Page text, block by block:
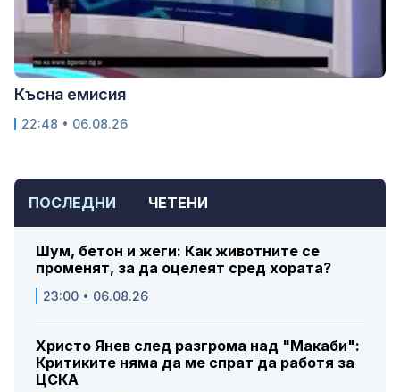
ПОСЛЕДНИ ЧЕТЕНИ
Шум, бетон и жеги: Как животните се
променят, за да оцелеят сред хората?
23:00 • 06.08.26
Христо Янев след разгрома над "Макаби":
Критиките няма да ме спрат да работя за
ЦСКА
Късна емисия
22:48 • 06.08.26